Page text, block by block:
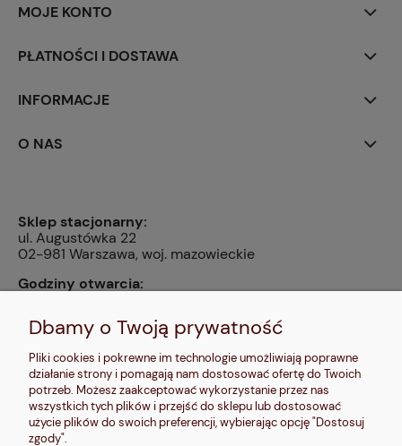
MOJE KONTO
PŁATNOŚCI I DOSTAWA
INFORMACJE
O NAS
Sklep stacjonarny:
ul. Augustówka 22
02-981 Warszawa, woj. mazowieckie
Godziny otwarcia:
13:00, nd: nieczynne
604 680 566,
kontakt@makalele.pl;makalele@poczta.fm
Adres rejestrowy:
ul. Bartycka 63A/32
00-716 Warszawa
Dbamy o Twoją prywatność
Pliki cookies i pokrewne im technologie umożliwiają poprawne
działanie strony i pomagają nam dostosować ofertę do Twoich
potrzeb. Możesz zaakceptować wykorzystanie przez nas
wszystkich tych plików i przejść do sklepu lub dostosować
użycie plików do swoich preferencji, wybierając opcję "Dostosuj
zgody".